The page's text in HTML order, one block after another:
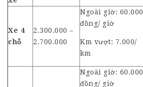
Xe 4
chỗ
2.300.000 –
2.700.000
Ngoài giờ: 60.000
đồng/ giờ
Km vượt: 7.000/
km
Ngoài giờ: 60.000
đồng/ giờ